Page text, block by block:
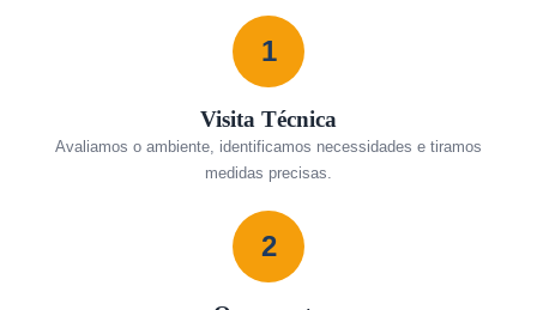
1
Visita Técnica
Avaliamos o ambiente, identificamos necessidades e tiramos
medidas precisas.
2